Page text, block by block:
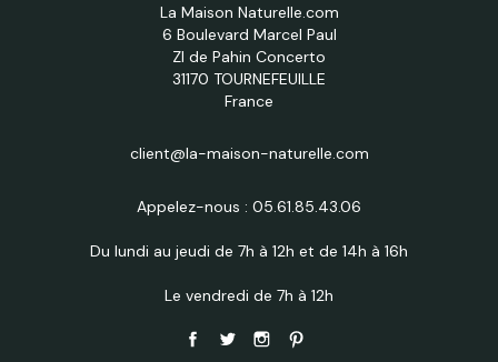
La Maison Naturelle.com
6 Boulevard Marcel Paul
ZI de Pahin Concerto
31170 TOURNEFEUILLE
France
client@la-maison-naturelle.com
Appelez-nous : 05.61.85.43.06
Du lundi au jeudi de 7h à 12h et de 14h à 16h
Le vendredi de 7h à 12h